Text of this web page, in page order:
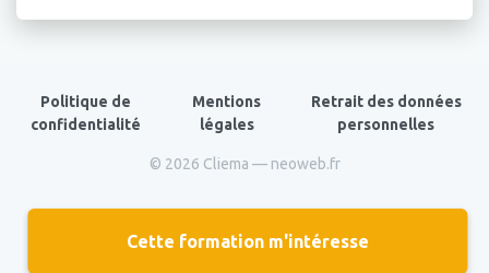
Cette formation m'intéresse
Politique de
confidentialité
Mentions
légales
Retrait des données
personnelles
© 2026 Cliema — neoweb.fr